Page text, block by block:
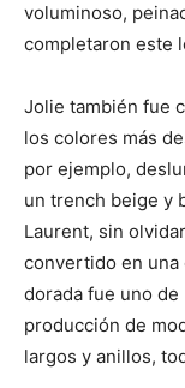
voluminoso,
completaron este
Jolie también fue
los colores más
por ejemplo,
un trench beige y
Laurent, sin
convertido en una
dorada fue uno
producción de
largos y anillos,